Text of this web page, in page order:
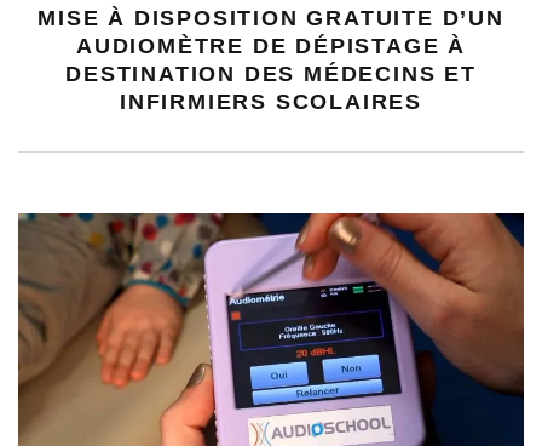
MISE À DISPOSITION GRATUITE D’UN
AUDIOMÈTRE DE DÉPISTAGE À
DESTINATION DES MÉDECINS ET
INFIRMIERS SCOLAIRES